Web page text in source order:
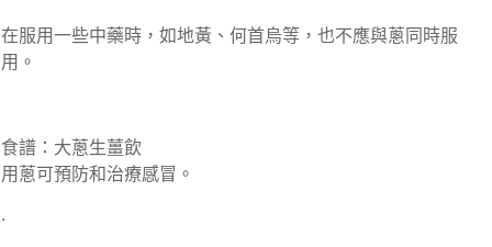
在服用一些中藥時，如地黃、何首烏等，也不應與蔥同時服
用。
食譜：大蔥生薑飲
用蔥可預防和治療感冒。
.